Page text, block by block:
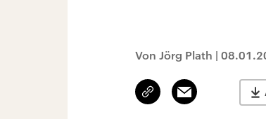
Von Jörg Plath |
Link
kopieren/teilen
Email